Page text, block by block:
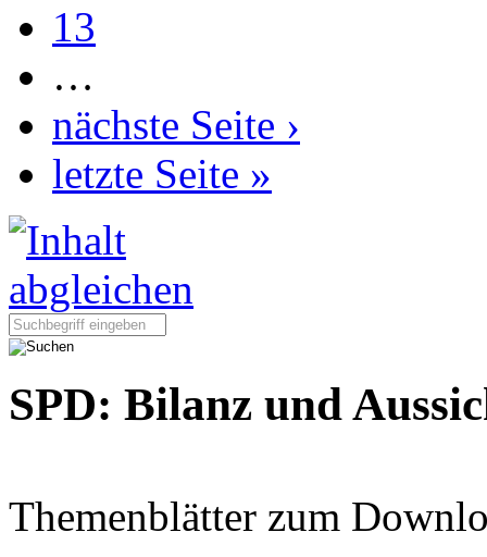
13
…
nächste Seite ›
letzte Seite »
Seite durchsuchen:
SPD: Bilanz und
Themenblätter zum